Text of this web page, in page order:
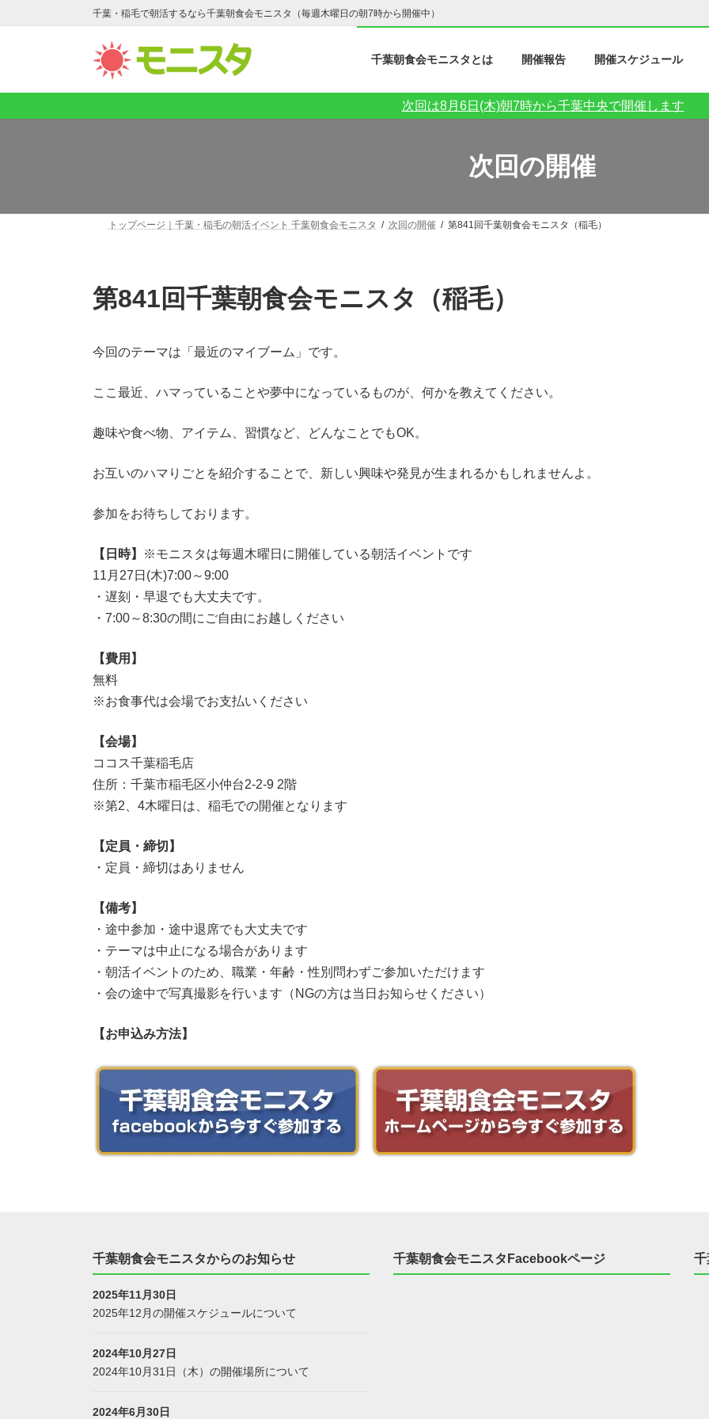
ン
へ
キ
ビ
ョ
に
千葉・稲毛で朝活するなら千葉朝食会モニスタ（毎週木曜日の朝7時から開催中）
千葉朝食会モニスタとは 開催報告 開催スケジュール
次回は8月6日(木)朝7時から千葉中央で開催します
次回の開催
トップページ｜千葉・稲毛の朝活イベント 千葉朝食会モニスタ 次回の開催 第841回千葉朝食会モニスタ（稲毛）
第841回千葉朝食会モニスタ（稲毛）
今回のテーマは「最近のマイブーム」です。
ここ最近、ハマっていることや夢中になっているものが、何かを教えてください。
趣味や食べ物、アイテム、習慣など、どんなことでもOK。
お互いのハマりごとを紹介することで、新しい興味や発見が生まれるかもしれませんよ。
参加をお待ちしております。
【日時】
※モニスタは毎週木曜日に開催している朝活イベントです
11月27日(木)7:00～9:00
・遅刻・早退でも大丈夫です。
・7:00～8:30の間にご自由にお越しください
【費用】
無料
※お食事代は会場でお支払いください
【会場】
ココス千葉稲毛店
住所：千葉市稲毛区小仲台2-2-9 2階
※第2、4木曜日は、稲毛での開催となります
【定員・締切】
・定員・締切はありません
【備考】
・途中参加・途中退席でも大丈夫です
・テーマは中止になる場合があります
・朝活イベントのため、職業・年齢・性別問わずご参加いただけます
・会の途中で写真撮影を行います（NGの方は当日お知らせください）
【お申込み方法】
千葉朝食会モニスタからのお知らせ
2025年11月30日
2025年12月の開催スケジュールについて
2024年10月27日
2024年10月31日（木）の開催場所について
2024年6月30日
千葉朝食会モニスタFacebookページ 千